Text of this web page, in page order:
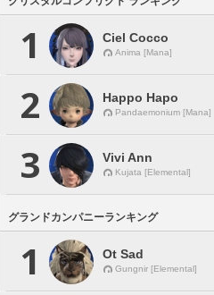
1 Ciel Cocco
Anima [Mana]
2 Happo Hapo
Pandaemonium [Mana]
3 Vivi Ann
Kujata [Elemental]
グランドカンパニーランキング
1 Ot Sad
Gungnir [Elemental]